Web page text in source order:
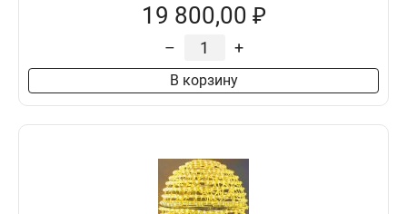
19 800,00 ₽
– +
В корзину